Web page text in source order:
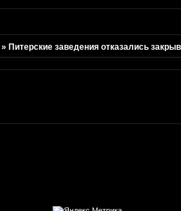
»Питерские заведения отказались